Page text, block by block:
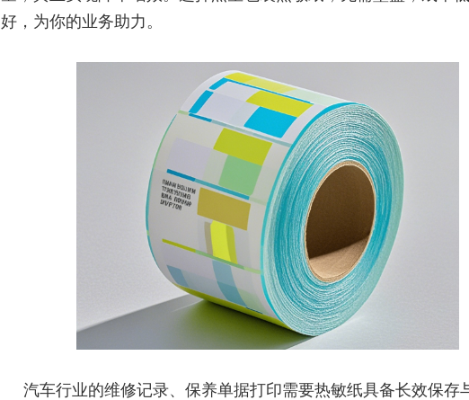
好，为你的业务助力。
汽车行业的维修记录、保养单据打印需要热敏纸具备长效保存